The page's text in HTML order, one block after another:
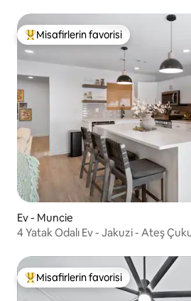
Misafirlerin favorilerinden en
Misafirlerin favorisi
Ev - Muncie
4 Yatak Odalı Ev - Jakuzi - Ateş
Misafirlerin favorilerinden en
Misafirlerin favorisi